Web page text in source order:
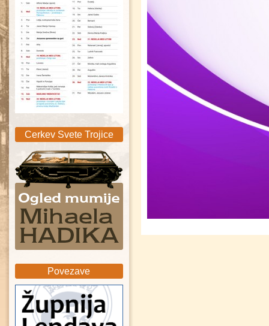
Cerkev Svete Trojice
Povezave